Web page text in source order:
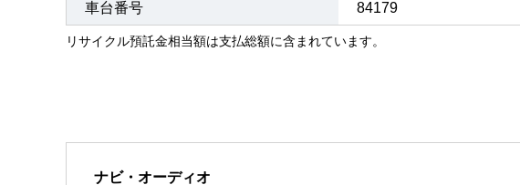
車台番号 84179
リサイクル預託金相当額は支払総額に含まれています。
ナビ・オーディオ